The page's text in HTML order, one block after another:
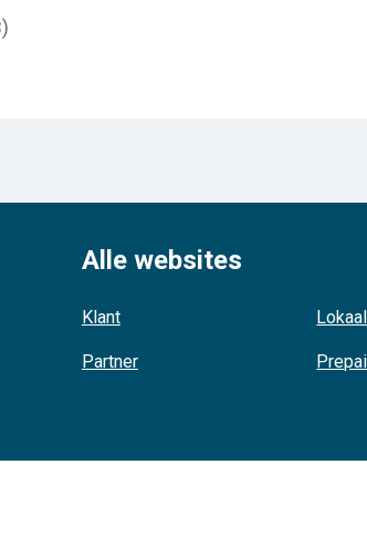
Alle websites
Klant
Partner